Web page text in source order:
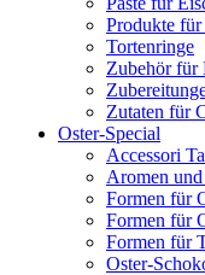
Produkte für
Tortenringe
Zubehör für
Zutaten für
Oster-Special
Accessori
Aromen
Formen für
Formen für
Formen für
Oster-